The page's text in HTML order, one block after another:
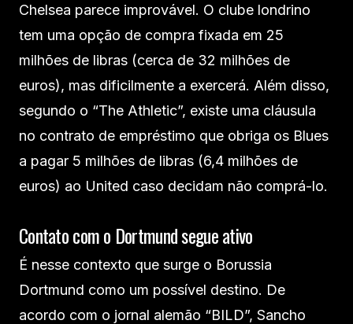
Chelsea parece improvável. O clube londrino
tem uma opção de compra fixada em 25
milhões de libras (cerca de 32 milhões de
euros), mas dificilmente a exercerá. Além disso,
segundo o “The Athletic”, existe uma cláusula
no contrato de empréstimo que obriga os Blues
a pagar 5 milhões de libras (6,4 milhões de
euros) ao United caso decidam não comprá-lo.
Contato com o Dortmund segue ativo
É nesse contexto que surge o Borussia
Dortmund como um possível destino. De
acordo com o jornal alemão “BILD”, Sancho